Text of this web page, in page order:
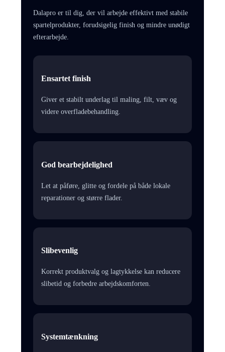
Dalapro er til dig, der vil arbejde effektivt med stabile
spartelprodukter, forudsigelig finish og mindre unødigt
efterarbejde.
Ensartet finish
Giver et stabilt underlag til maling, filt, væv og
videre overfladebehandling.
God bearbejdelighed
Let at påføre, glitte og fordele på både lokale
reparationer og større flader.
Slibevenlig
Korrekt produktvalg og lagtykkelse kan reducere
slibetid og forbedre arbejdskomforten.
Systemtænkning